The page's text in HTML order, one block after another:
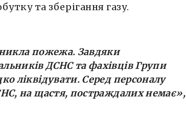
та зберігання газу.
пожежа. Завдяки
ДСНС та фахівців Групи
ліквідувати. Серед персоналу
на щастя, постраждалих немає»,